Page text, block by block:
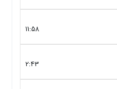
11:58
2:43